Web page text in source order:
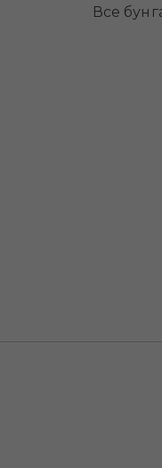
Все